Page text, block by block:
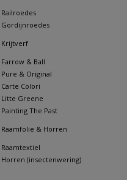
Railroedes
Gordijnroedes
Krijtverf
Farrow & Ball
Pure & Original
Carte Colori
Litte Greene
Painting The Past
Raamfolie & Horren
Raamtextiel
Horren (insectenwering)